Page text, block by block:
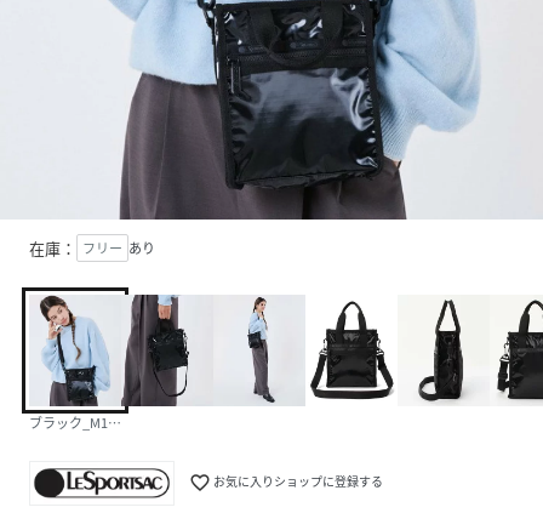
在庫： フリー あり
ブラック_M135
favorite_border お気に入りショップに登録する